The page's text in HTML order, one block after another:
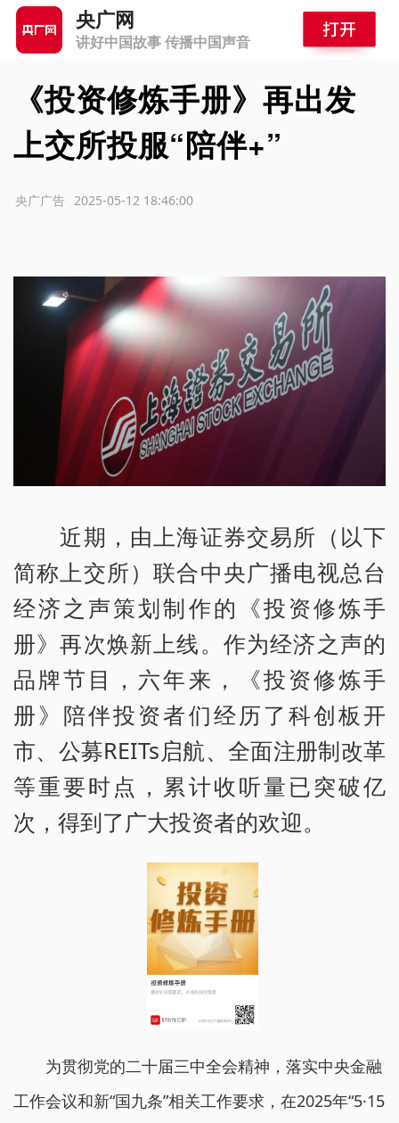
央广网
讲好中国故事 传播中国声音
《投资修炼手册》再出发
上交所投服“陪伴+”
2025-05-12 18:46:00
央广广告
近期，由上海证券交易所（以下
简称上交所）联合中央广播电视总台
经济之声策划制作的《投资修炼手
册》再次焕新上线。作为经济之声的
品牌节目，六年来，《投资修炼手
册》陪伴投资者们经历了科创板开
市、公募REITs启航、全面注册制改革
等重要时点，累计收听量已突破亿
次，得到了广大投资者的欢迎。
为贯彻党的二十届三中全会精神，落实中央金融
工作会议和新“国九条”相关工作要求，在2025年“5·15